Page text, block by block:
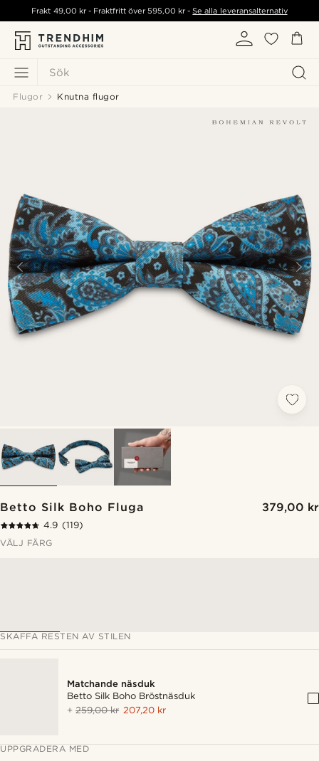
Sök
Frakt 49,00 kr- Fraktfritt över595,00 kr -Se alla leveransalternativ
Flugor Knutna flugor
Betto Silk Boho Fluga 379,00 kr
4.9 (119)
VÄLJ FÄRG
SKAFFA RESTEN AV STILEN
Matchande näsduk
Betto Silk Boho Bröstnäsduk
+259,00 kr 207,20 kr
UPPGRADERA MED